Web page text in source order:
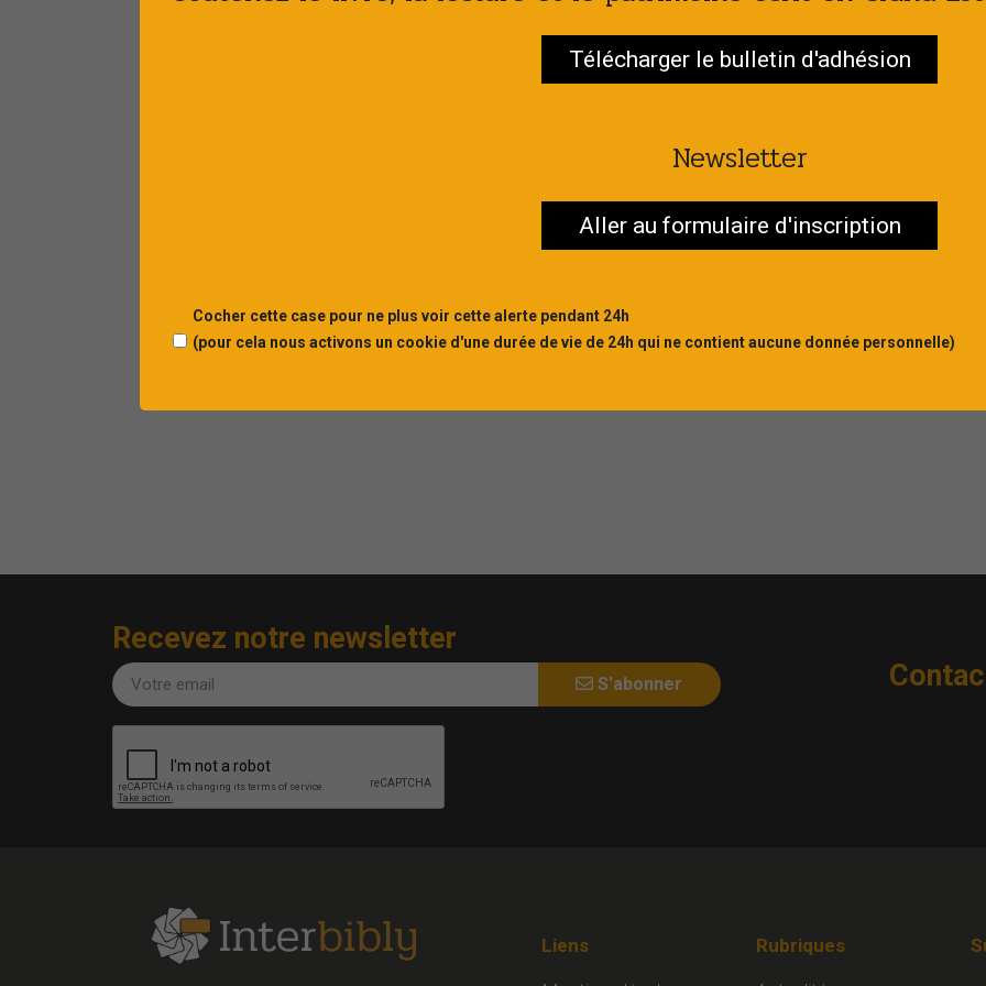
Recevez notre newsletter
S'abonner
Liens Rubriques
Télécharger le bulletin d'adhésion
Newsletter
Aller au formulaire d'inscription
Cocher cette case pour ne plus voir cette alerte pendant 24h
(pour cela nous activons un cookie d'une durée de vie de 24h qui ne contient aucune donnée personnelle)